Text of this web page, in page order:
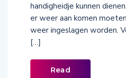
handigheidje kunnen
er weer aan komen
weer ingeslagen worden.
[…]
Read